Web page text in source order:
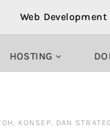
Web Development
HOSTING
KONSEP, DAN